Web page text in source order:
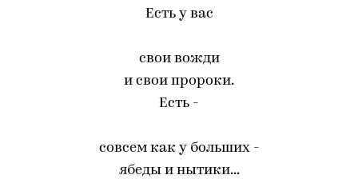
Есть у вас
свои вожди
и свои пророки.
Есть -
совсем как у больших -
ябеды и нытики...